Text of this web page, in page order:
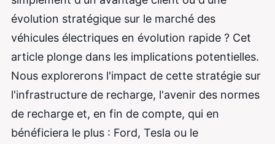
évolution stratégique sur le marché des
véhicules électriques en évolution rapide ? Cet
article plonge dans les implications potentielles.
Nous explorerons l'impact de cette stratégie sur
l'infrastructure de recharge, l'avenir des normes
de recharge et, en fin de compte, qui en
bénéficiera le plus : Ford, Tesla ou le